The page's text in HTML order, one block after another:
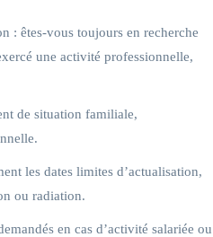
: êtes-vous toujours en recherche
une activité professionnelle,
de situation familiale,
les dates limites d’actualisation,
ou radiation.
en cas d’activité salariée ou